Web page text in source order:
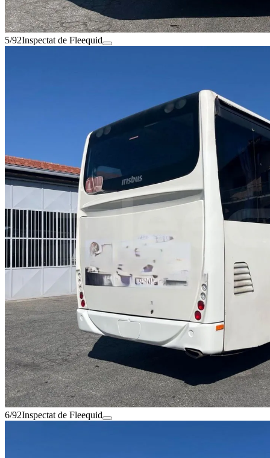
5/92Inspectat de Fleequid
6/92Inspectat de Fleequid